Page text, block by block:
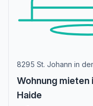
8295 St. Johann in
Wohnung mieten
Haide